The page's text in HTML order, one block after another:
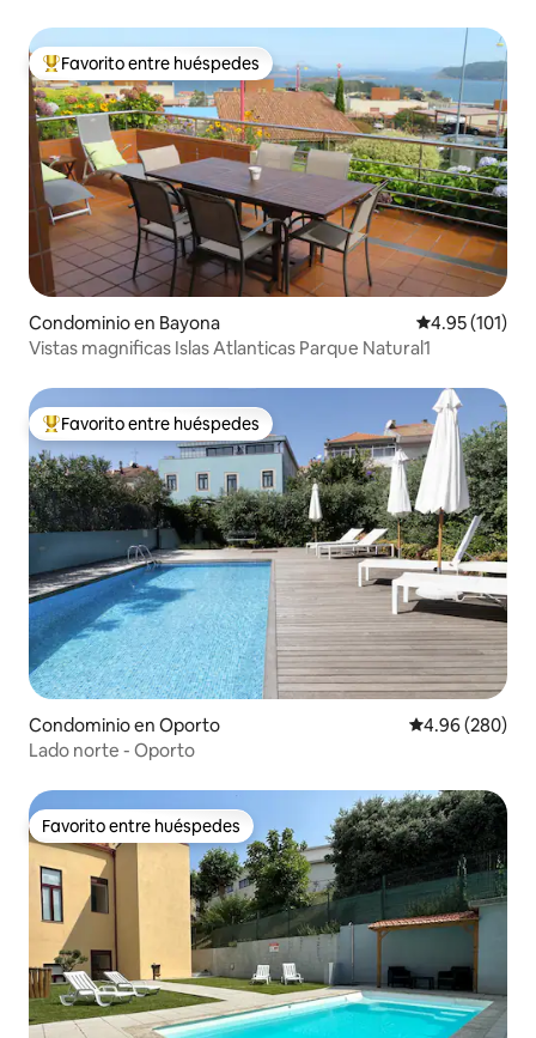
De los mejores en Favorito entre huéspedes
Favorito entre huéspedes
Condominio en Bayona Calificación
4.95 (101)
Vistas magnificas Islas Atlanticas Parque Natural1
De los mejores en Favorito entre huéspedes
Favorito entre huéspedes
Condominio en Oporto Calificación
4.96 (280)
Lado norte - Oporto
Favorito entre huéspedes
Favorito entre huéspedes